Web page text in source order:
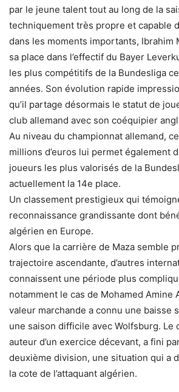
par le jeune talent tout au long de la
techniquement très propre et capable
dans les moments importants, Ibrahim
sa place dans l’effectif du Bayer
les plus compétitifs de la Bundesliga
années. Son évolution rapide
qu’il partage désormais le statut de
club allemand avec son coéquipier
Au niveau du championnat allemand,
millions d’euros lui permet également
joueurs les plus valorisés de la
actuellement la 14e place.
Un classement prestigieux qui
reconnaissance grandissante dont
algérien en Europe.
Alors que la carrière de Maza semble
trajectoire ascendante, d’autres
connaissent une période plus
notamment le cas de Mohamed Amine
valeur marchande a connu une baisse
une saison difficile avec Wolfsburg. Le
auteur d’un exercice décevant, a fini
deuxième division, une situation qui a
la cote de l’attaquant algérien.